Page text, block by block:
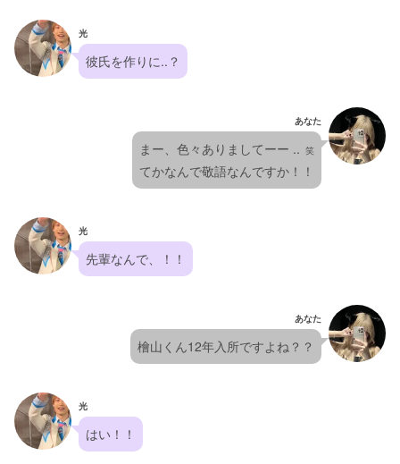
光
彼氏を作りに..？
あなた
まー、色々ありましてーー ..
  笑
てかなんで敬語なんですか！！
光
先輩なんで、！！
あなた
檜山くん12年入所ですよね？？
光
はい！！